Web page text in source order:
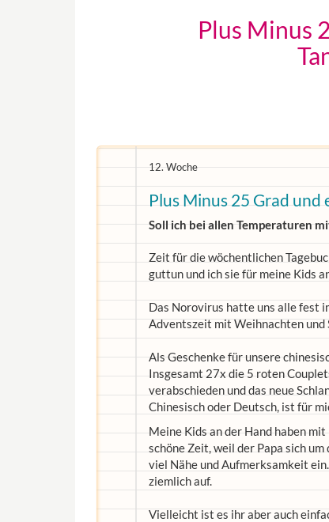
Plus Minus
12. Woche
Plus Minus 25 Grad und
Soll ich bei allen Temperaturen
Zeit für die wöchentlichen
guttun und ich sie für meine Kids
Das Norovirus hatte uns alle fest
Adventszeit mit Weihnachten und
Als Geschenke für unsere
Insgesamt 27x die 5 roten
verabschieden und das neue
Chinesisch oder Deutsch, ist für
Meine Kids an der Hand haben
schöne Zeit, weil der Papa sich
viel Nähe und Aufmerksamkeit
ziemlich auf.
Vielleicht ist es ihr aber auch